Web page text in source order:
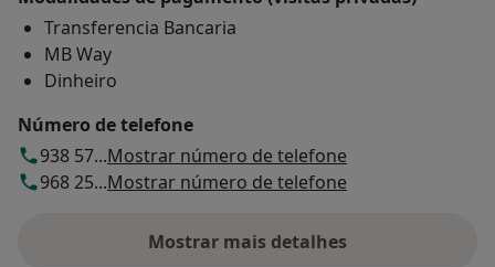
Transferencia Bancaria
MB Way
Dinheiro
Número de telefone
938 57...Mostrar número de telefone
968 25...Mostrar número de telefone
Mostrar mais detalhes
sobre o endereço